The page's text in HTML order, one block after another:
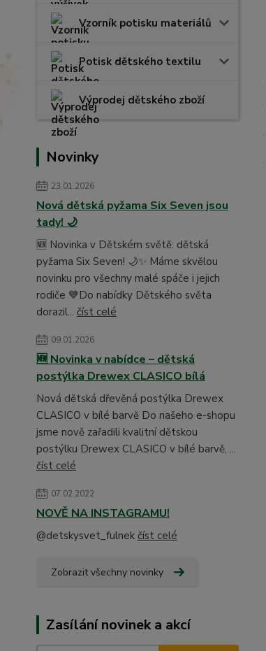
Vzorník potisku materiálů
Potisk dětského textilu
Výprodej dětského zboží
Novinky
23.01.2026
Nová dětská pyžama Six Seven jsou
tady! 🌙
🆕 Novinka v Dětském světě: dětská
pyžama Six Seven! 🌙✨ Máme skvělou
novinku pro všechny malé spáče i jejich
rodiče 💙Do nabídky Dětského světa
dorazil... číst celé
09.01.2026
🆕 Novinka v nabídce – dětská
postýlka Drewex CLASICO bílá
Nová dětská dřevěná postýlka Drewex
CLASICO v bílé barvě Do našeho e-shopu
jsme nově zařadili kvalitní dětskou
postýlku Drewex CLASICO v bílé barvě, ...
číst celé
07.02.2022
NOVĚ NA INSTAGRAMU!
@detskysvet_fulnek číst celé
Zobrazit všechny novinky
Zasílání novinek a akcí